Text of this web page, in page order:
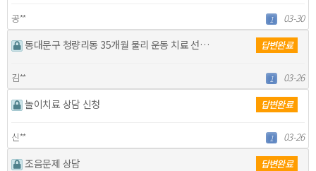
공** 1 03-30
동대문구 청량리동 35개월 물리 운동 치료 선생님 구합… 답변완료
김** 1 03-26
놀이치료 상담 신청 답변완료
신** 1 03-26
조음문제 상담 답변완료